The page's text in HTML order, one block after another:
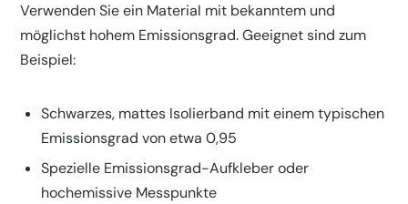
Verwenden Sie ein Material mit bekanntem und
möglichst hohem Emissionsgrad. Geeignet sind zum
Beispiel:
Schwarzes, mattes Isolierband mit einem typischen
Emissionsgrad von etwa 0,95
Spezielle Emissionsgrad-Aufkleber oder
hochemissive Messpunkte